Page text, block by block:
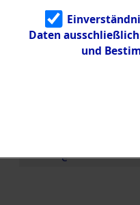
Identifizierun
g
5.3.3
Todesmärsch
e
Daten
und